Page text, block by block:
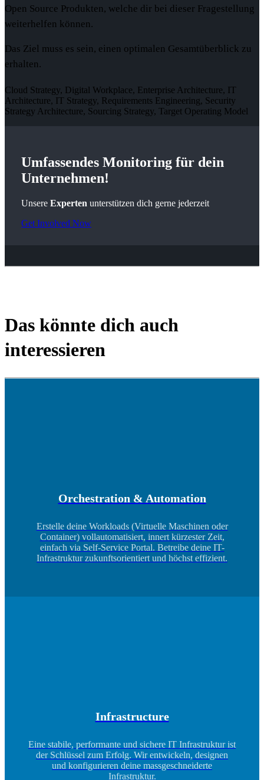
Open Source Produkten, welche dir bei dieser Fragestellung
weiterhelfen können.
Das Ziel muss es sein, einen optimalen Gesamtüberblick zu
erhalten.
Cloud Strategy, Digital Workplace, Enterprise Architecture, IT
Architecture, IT Strategy, Requirements Engineering, Security
Strategy Architecture, Sourcing Strategy, Target Operating Model
Umfassendes Monitoring für dein
Unternehmen!
Unsere Experten unterstützen dich gerne jederzeit
Get Involved Now
Das könnte dich auch
interessieren
Orchestration & Automation
Erstelle deine Workloads (Virtuelle Maschinen oder
Container) vollautomatisiert, innert kürzester Zeit,
einfach via Self-Service Portal. Betreibe deine IT-
Infrastruktur zukunftsorientiert und höchst effizient.
Infrastructure
Eine stabile, performante und sichere IT Infrastruktur ist
der Schlüssel zum Erfolg. Wir entwickeln, designen
und konfigurieren deine massgeschneiderte
Infrastruktur.